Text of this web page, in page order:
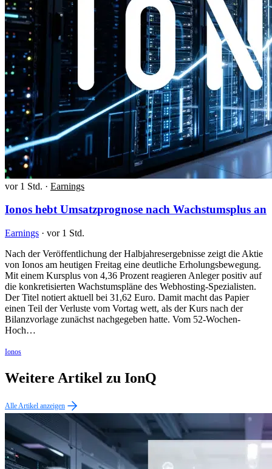
vor 1 Std. · Earnings
Ionos hebt Umsatzprognose nach Wachstumsplus an
Earnings · vor 1 Std.
Nach der Veröffentlichung der Halbjahresergebnisse zeigt die Aktie
von Ionos am heutigen Freitag eine deutliche Erholungsbewegung.
Mit einem Kursplus von 4,36 Prozent reagieren Anleger positiv auf
die konkretisierten Wachstumspläne des Webhosting-Spezialisten.
Der Titel notiert aktuell bei 31,62 Euro. Damit macht das Papier
einen Teil der Verluste vom Vortag wett, als der Kurs nach der
Bilanzvorlage zunächst nachgegeben hatte. Vom 52-Wochen-
Hoch…
Ionos
Weitere Artikel zu IonQ
Alle Artikel anzeigen